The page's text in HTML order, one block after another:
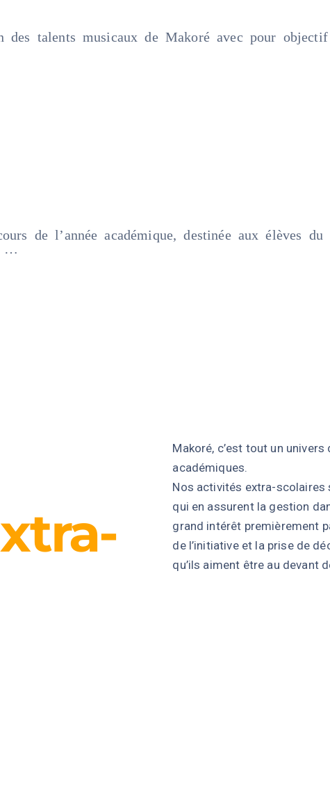
des talents musicaux de Makoré avec pour
de l’année académique, destinée aux élèves du
Makoré, c’est tout un
académiques.
Nos activités extra-scolaires
qui en assurent la gestion
grand intérêt premièrement
de l’initiative et la prise de
qu’ils aiment être au devant